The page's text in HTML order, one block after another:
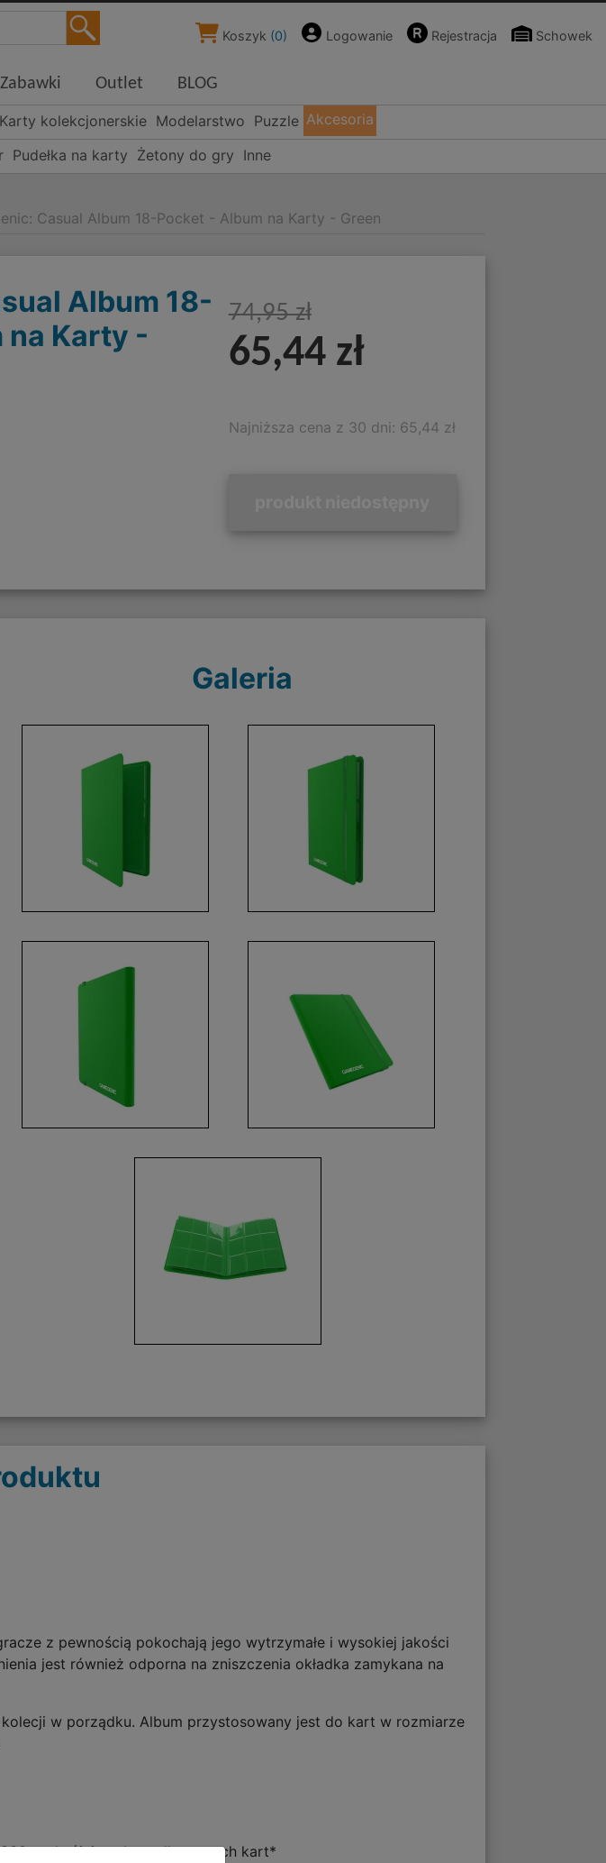
Koszyk (0) Logowanie Rejestracja Schowek
Zabawki Outlet BLOG
Karty kolekcjonerskie Modelarstwo Puzzle Akcesoria
Pudełka na karty Żetony do gry Inne
Casual Album 18-Pocket - Album na Karty - Green
Album 18-
na Karty -
74,95 zł
65,44 zł
Najniższa cena z 30 dni: 65,44 zł
Galeria
z pewnością pokochają jego wytrzymałe i wysokiej jakości
jest również odporna na zniszczenia okładka zamykana na
w porządku. Album przystosowany jest do kart w rozmiarze
podwójnie zakoszulkowanych kart*